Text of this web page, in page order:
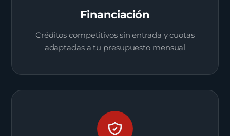
Financiación
Créditos competitivos sin entrada y cuotas
adaptadas a tu presupuesto mensual